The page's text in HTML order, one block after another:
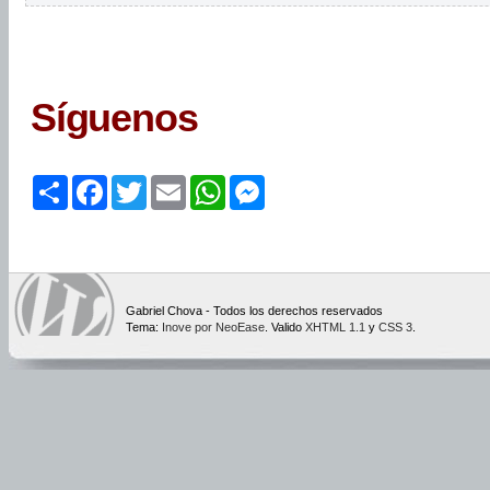
Síguenos
ShareFacebook
TwitterEmailWhatsApp
Gabriel Chova - Todos los derechos reservados
Tema: Inove por NeoEase . Valido XHTML 1.1 y CSS 3